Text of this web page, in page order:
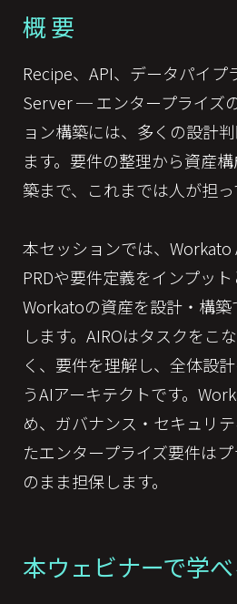
概要
Recipe、API、データパイプ
Server ─ エンタープライズ
ョン構築には、多くの設計
ます。要件の整理から資産
築まで、これまでは人が担っ
本セッションでは、Workato
PRDや要件定義をインプット
Workatoの資産を設計・構
します。AIROはタスクをこ
く、要件を理解し、全体設
うAIアーキテクトです。
め、ガバナンス・セキュリ
たエンタープライズ要件は
のまま担保します。
本ウェビナーで学